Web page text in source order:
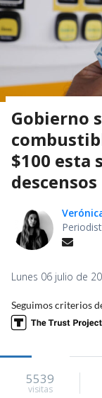
Gobierno
$100 esta
descensos
Lunes 06 julio de
Seguimos criterios
5539
visitas